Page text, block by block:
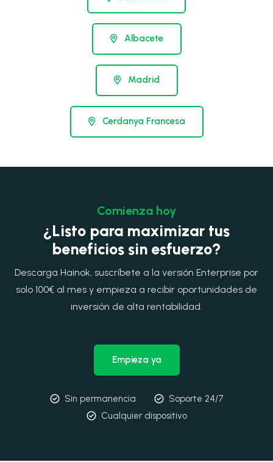
Albacete
Madrid
Cerdanya Francesa
Comienza hoy
¿Listo para maximizar tus
beneficios sin esfuerzo?
Descarga Hainok, suscríbete a la versión Enterprise por
solo 100€ al mes y empieza a recibir oportunidades de
inversión de alta rentabilidad.
Empieza ya
Sin permanencia
Soporte 24/7
Cualquier dispositivo